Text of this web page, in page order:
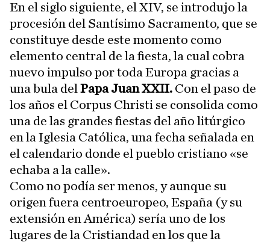
En el siglo siguiente, el XIV, se introdujo la
procesión del Santísimo Sacramento, que se
constituye desde este momento como
elemento central de la fiesta, la cual cobra
nuevo impulso por toda Europa gracias a
una bula del Papa Juan XXII. Con el paso de
los años el Corpus Christi se consolida como
una de las grandes fiestas del año litúrgico
en la Iglesia Católica, una fecha señalada en
el calendario donde el pueblo cristiano «se
echaba a la calle».
Como no podía ser menos, y aunque su
origen fuera centroeuropeo, España (y su
extensión en América) sería uno de los
lugares de la Cristiandad en los que la